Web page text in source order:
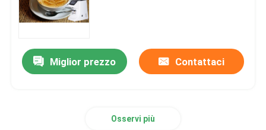
macinacaffè commerciale
Miglior prezzo Contattaci
Osservi più